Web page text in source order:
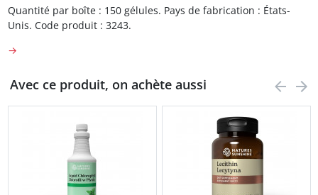
Quantité par boîte : 150 gélules. Pays de fabrication : États-
Unis. Code produit : 3243.
→
Avec ce produit, on achète aussi